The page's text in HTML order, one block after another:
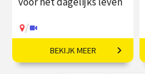
/
Van Verlichting tot de 20e
eeuw.
BEKIJK MEER